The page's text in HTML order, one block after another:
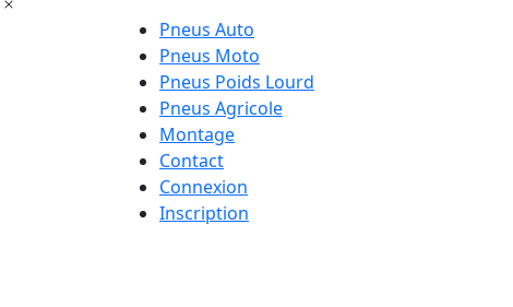
Pneus Auto
Pneus Moto
Pneus Poids Lourd
Pneus Agricole
Montage
Contact
Connexion
Inscription